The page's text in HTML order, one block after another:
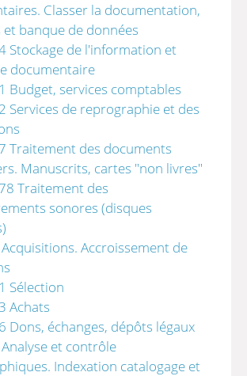
Classer la documentation,
et banque de données
Stockage de l'information et
documentaire
Budget, services comptables
Services de reprographie et des
Traitement des documents
Manuscrits, cartes "non livres"
Traitement des
sonores (disques
Accroissement de
Sélection
Achats
Dons, échanges, dépôts légaux
et contrôle
Indexation catalogage et